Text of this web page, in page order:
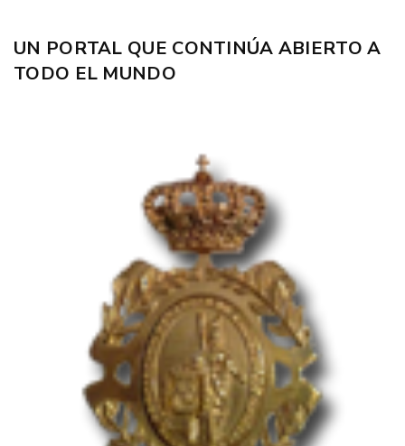
UN PORTAL QUE CONTINÚA ABIERTO A
TODO EL MUNDO